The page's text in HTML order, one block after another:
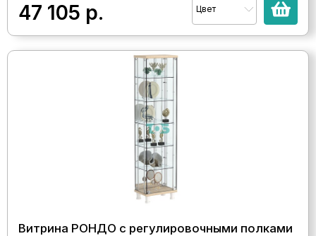
47 105 р. Цвет
Витрина РОНДО с регулировочными полками